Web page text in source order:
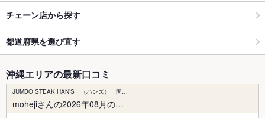
チェーン店から探す
都道府県を選び直す
沖縄エリアの最新口コミ
JUMBO STEAK HAN’S （ハンズ） 国…
mohejiさんの2026年08月の…